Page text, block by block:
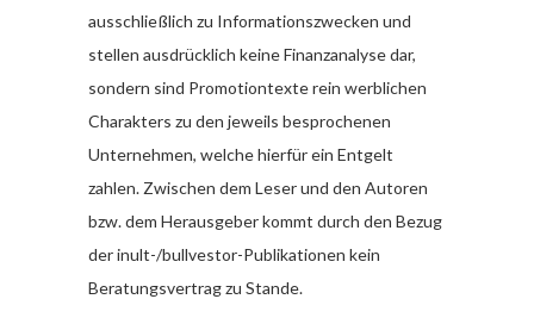
ausschließlich zu Informationszwecken und
stellen ausdrücklich keine Finanzanalyse dar,
sondern sind Promotiontexte rein werblichen
Charakters zu den jeweils besprochenen
Unternehmen, welche hierfür ein Entgelt
zahlen. Zwischen dem Leser und den Autoren
bzw. dem Herausgeber kommt durch den Bezug
der inult-/bullvestor-Publikationen kein
Beratungsvertrag zu Stande.